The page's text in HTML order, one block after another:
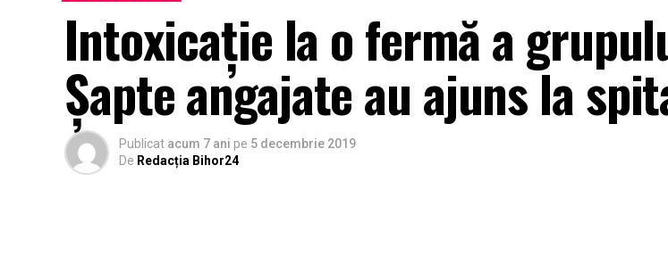
Intoxicație la o fermă a
Şapte angajate au ajuns la
Publicat acum 7 ani pe 5 decembrie 2019
De Redacția Bihor24